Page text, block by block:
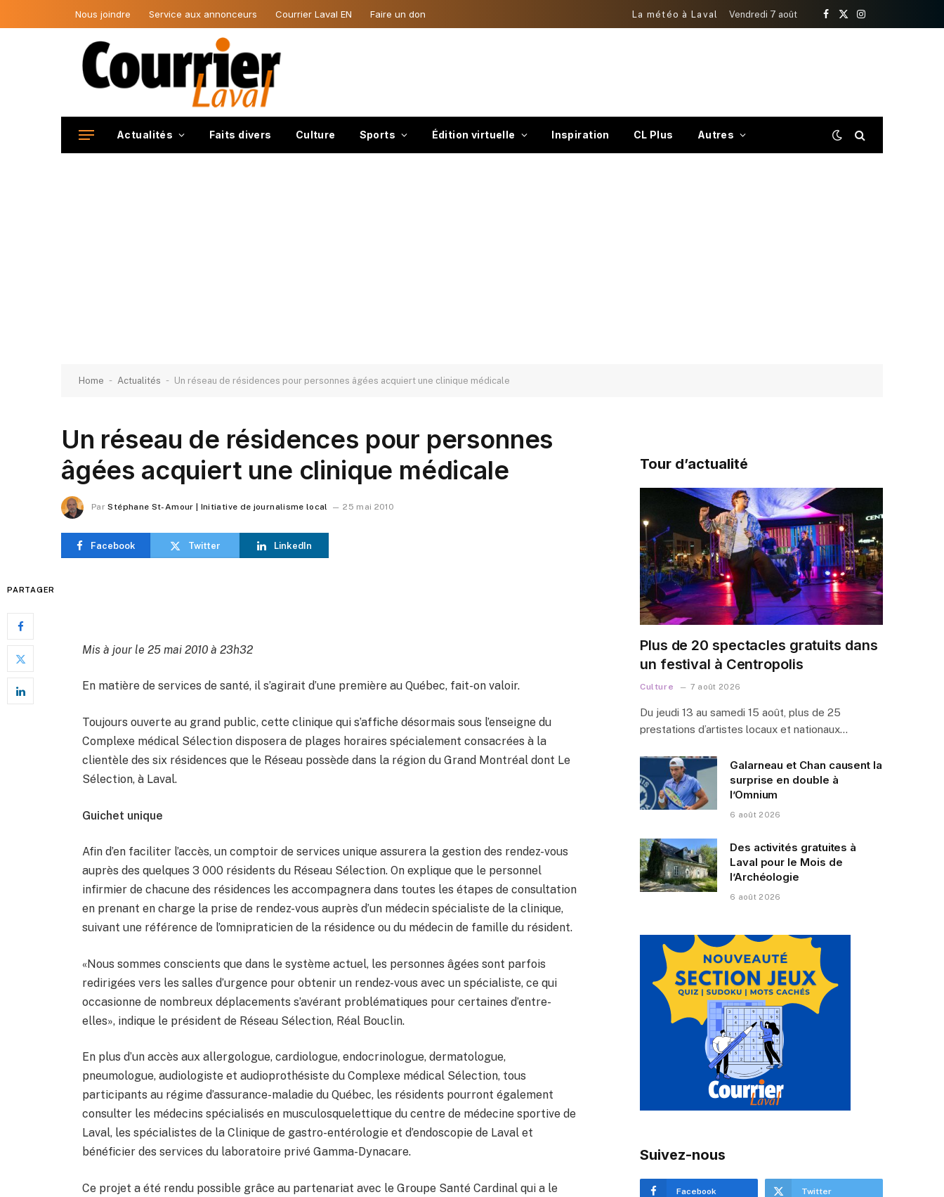
Nous joindre Service aux annonceurs Courrier Laval EN Faire un don La météo à Laval Vendredi 7 août
Facebook
X
Instagram
Actualités Faits divers Culture Sports Édition virtuelle Inspiration CL Plus Autres
Home - Actualités - Un réseau de résidences pour personnes âgées acquiert une clinique médicale
Un réseau de résidences pour personnes
âgées acquiert une clinique médicale
Par Stéphane St-Amour | Initiative de journalisme local 25 mai 2010
Facebook Twitter LinkedIn
PARTAGER
Mis à jour le 25 mai 2010 à 23h32
En matière de services de santé, il s’agirait d’une première au Québec, fait-on valoir.
Toujours ouverte au grand public, cette clinique qui s’affiche désormais sous l’enseigne du
Complexe médical Sélection disposera de plages horaires spécialement consacrées à la
clientèle des six résidences que le Réseau possède dans la région du Grand Montréal dont Le
Sélection, à Laval.
Guichet unique
Afin d’en faciliter l’accès, un comptoir de services unique assurera la gestion des rendez-vous
auprès des quelques 3 000 résidents du Réseau Sélection. On explique que le personnel
infirmier de chacune des résidences les accompagnera dans toutes les étapes de consultation
en prenant en charge la prise de rendez-vous auprès d’un médecin spécialiste de la clinique,
suivant une référence de l’omnipraticien de la résidence ou du médecin de famille du résident.
«Nous sommes conscients que dans le système actuel, les personnes âgées sont parfois
redirigées vers les salles d’urgence pour obtenir un rendez-vous avec un spécialiste, ce qui
occasionne de nombreux déplacements s’avérant problématiques pour certaines d’entre-
elles», indique le président de Réseau Sélection, Réal Bouclin.
En plus d’un accès aux allergologue, cardiologue, endocrinologue, dermatologue,
pneumologue, audiologiste et audioprothésiste du Complexe médical Sélection, tous
participants au régime d’assurance-maladie du Québec, les résidents pourront également
consulter les médecins spécialisés en musculosquelettique du centre de médecine sportive de
Laval, les spécialistes de la Clinique de gastro-entérologie et d’endoscopie de Laval et
bénéficier des services du laboratoire privé Gamma-Dynacare.
Ce projet a été rendu possible grâce au partenariat avec le Groupe Santé Cardinal qui a le
Tour d’actualité
Plus de 20 spectacles gratuits dans
un festival à Centropolis
Culture 7 août 2026
Du jeudi 13 au samedi 15 août, plus de 25
prestations d’artistes locaux et nationaux…
Galarneau et Chan causent la
surprise en double à
l’Omnium
6 août 2026
Des activités gratuites à
Laval pour le Mois de
l’Archéologie
6 août 2026
Suivez-nous
Facebook Twitter